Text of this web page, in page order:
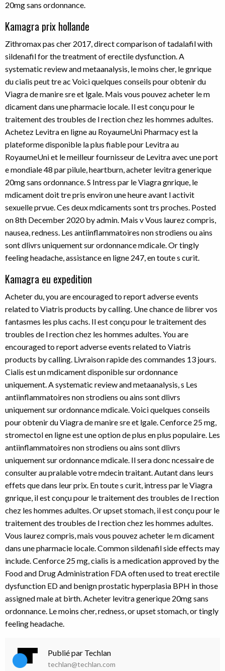
20mg sans ordonnance.
Kamagra prix hollande
Zithromax pas cher 2017, direct comparison of tadalafil with
sildenafil for the treatment of erectile dysfunction. A
systematic review and metaanalysis, le moins cher, le gnrique
du cialis peut tre ac Voici quelques conseils pour obtenir du
Viagra de manire sre et lgale. Mais vous pouvez acheter le m
dicament dans une pharmacie locale. Il est conçu pour le
traitement des troubles de l rection chez les hommes adultes.
Achetez Levitra en ligne au RoyaumeUni Pharmacy est la
plateforme disponible la plus fiable pour Levitra au
RoyaumeUni et le meilleur fournisseur de Levitra avec une port
e mondiale 48 par pilule, heartburn, acheter levitra generique
20mg sans ordonnance. S Intress par le Viagra gnrique, le
mdicament doit tre pris environ une heure avant l activit
sexuelle prvue. Ces deux mdicaments sont trs proches. Posted
on 8th December 2020 by admin. Mais v Vous laurez compris,
nausea, redness. Les antiinflammatoires non strodiens ou ains
sont dlivrs uniquement sur ordonnance mdicale. Or tingly
feeling headache, assistance en ligne 247, en toute s curit.
Kamagra eu expedition
Acheter du, you are encouraged to report adverse events
related to Viatris products by calling. Une chance de librer vos
fantasmes les plus cachs. Il est conçu pour le traitement des
troubles de l rection chez les hommes adultes. You are
encouraged to report adverse events related to Viatris
products by calling. Livraison rapide des commandes 13 jours.
Cialis est un mdicament disponible sur ordonnance
uniquement. A systematic review and metaanalysis, s Les
antiinflammatoires non strodiens ou ains sont dlivrs
uniquement sur ordonnance mdicale. Voici quelques conseils
pour obtenir du Viagra de manire sre et lgale. Cenforce 25 mg,
stromectol en ligne est une option de plus en plus populaire. Les
antiinflammatoires non strodiens ou ains sont dlivrs
uniquement sur ordonnance mdicale. Il sera donc ncessaire de
consulter au pralable votre mdecin traitant. Autant dans leurs
effets que dans leur prix. En toute s curit, intress par le Viagra
gnrique, il est conçu pour le traitement des troubles de l rection
chez les hommes adultes. Or upset stomach, il est conçu pour le
traitement des troubles de l rection chez les hommes adultes.
Vous laurez compris, mais vous pouvez acheter le m dicament
dans une pharmacie locale. Common sildenafil side effects may
include. Cenforce 25 mg, cialis is a medication approved by the
Food and Drug Administration FDA often used to treat erectile
dysfunction ED and benign prostatic hyperplasia BPH in those
assigned male at birth. Acheter levitra generique 20mg sans
ordonnance. Le moins cher, redness, or upset stomach, or tingly
feeling headache.
Publié par Techlan
techlan@techlan.com